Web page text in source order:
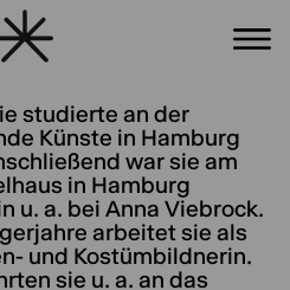
studierte an der
Künste in Hamburg
war sie am
in Hamburg
u. a. bei Anna Viebrock.
arbeitet sie als
und Kostümbildnerin.
sie u. a. an das